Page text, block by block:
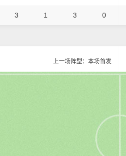
3 1 3 0
上一场阵型：本场首发